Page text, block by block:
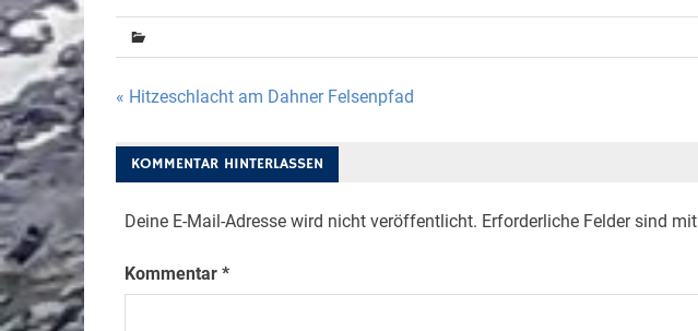
Beitragsnavigation
« Hitzeschlacht am Dahner Felsenpfad
KOMMENTAR HINTERLASSEN
Deine E-Mail-Adresse wird nicht veröffentlicht. Erforderliche Felder sind mit
Kommentar *